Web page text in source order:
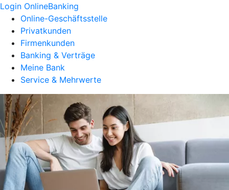
Login OnlineBanking
Online-Geschäftsstelle
Privatkunden
Firmenkunden
Banking & Verträge
Meine Bank
Service & Mehrwerte